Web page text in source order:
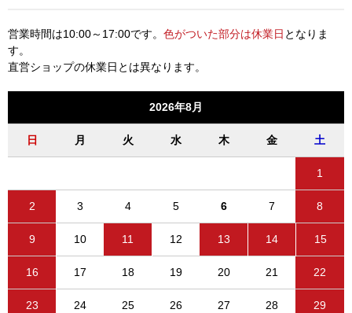
営業時間は10:00～17:00です。 色がついた部分は休業日 となりま
す。
直営ショップの休業日とは異なります。
2026年8月
日 月 火 水 木 金 土
1
2 3 4 5 6 7 8
9 10 11 12 13 14 15
16 17 18 19 20 21 22
23 24 25 26 27 28 29